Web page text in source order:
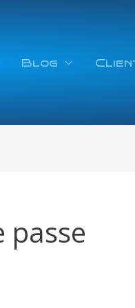
Blog
passe